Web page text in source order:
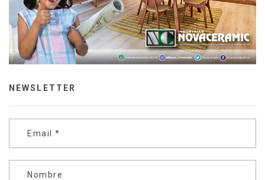
NEWSLETTER
Email *
Nombre